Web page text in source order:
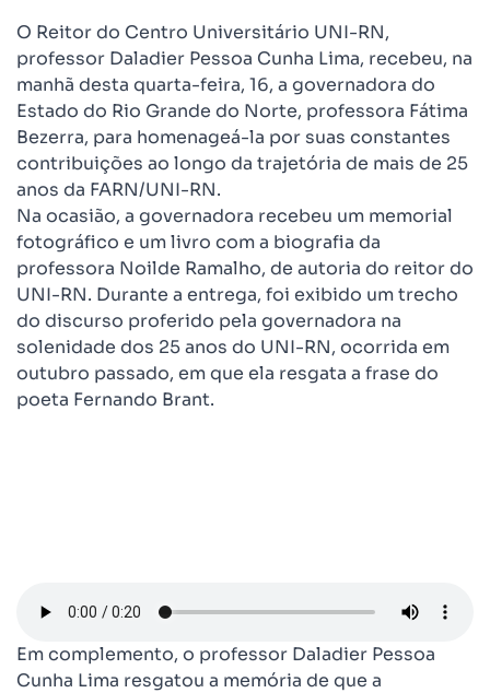
O Reitor do Centro Universitário UNI-RN,
professor Daladier Pessoa Cunha Lima, recebeu, na
manhã desta quarta-feira, 16, a governadora do
Estado do Rio Grande do Norte, professora Fátima
Bezerra, para homenageá-la por suas constantes
contribuições ao longo da trajetória de mais de 25
anos da FARN/UNI-RN.
Na ocasião, a governadora recebeu um memorial
fotográfico e um livro com a biografia da
professora Noilde Ramalho, de autoria do reitor do
UNI-RN. Durante a entrega, foi exibido um trecho
do discurso proferido pela governadora na
solenidade dos 25 anos do UNI-RN, ocorrida em
outubro passado, em que ela resgata a frase do
poeta Fernando Brant.
Em complemento, o professor Daladier Pessoa
Cunha Lima resgatou a memória de que a